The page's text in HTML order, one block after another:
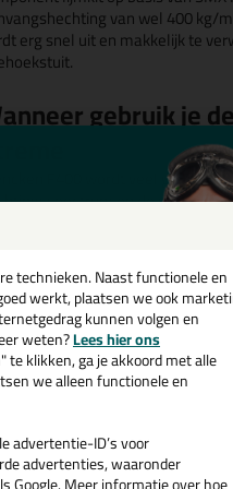
van wel 400 kg/
erg snel uit en makkelijk te
gebruik je
F400 wordt veel
en de snelle en
verlijmen en monteren
Xtreme
F400 High Tack
hout, steen,
zoals:
Daarnaast is de
natuursteen, marmer, graniet
technieken. Naast functionele en
werkt, plaatsen we ook
kunnen volgen en
weten?Lees hier ons
te klikken, ga je akkoord met alle
we alleen functionele en
advertentie-ID’s voor
advertenties, waaronder